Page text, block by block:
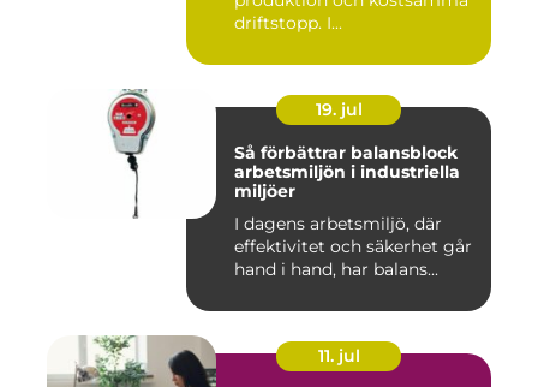
driftstopp. I...
19. jul
Så förbättrar balansblock
arbetsmiljön i industriella
miljöer
I dagens arbetsmiljö, där
effektivitet och säkerhet går
hand i hand, har balans...
11. jul